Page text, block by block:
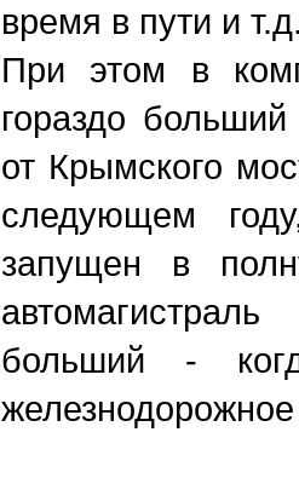
время в пути и
При этом в
гораздо
от Крымского
следующем
запущен в
больший -